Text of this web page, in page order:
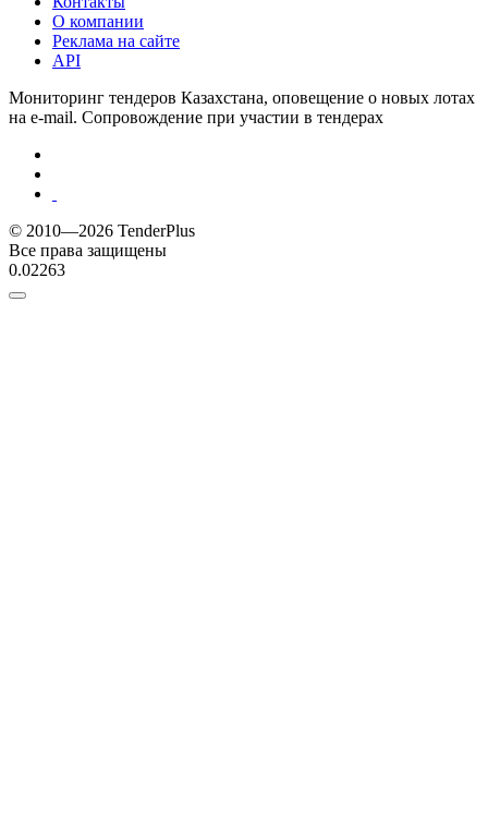
О компании
Реклама на сайте
API
Мониторинг тендеров Казахстана, оповещение о новых лотах
на e-mail. Сопровождение при участии в тендерах
© 2010—2026 TenderPlus
Все права защищены
0.02263